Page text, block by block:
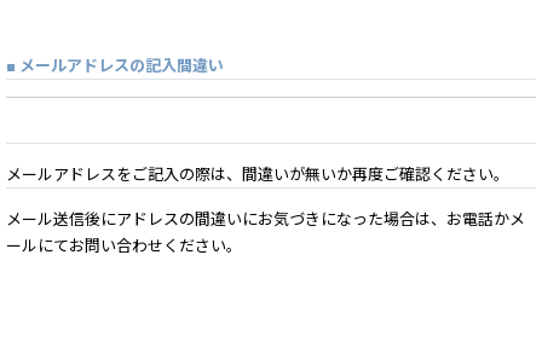
■ メールアドレスの記入間違い
メールアドレスをご記入の際は、間違いが無いか再度ご確認ください。
メール送信後にアドレスの間違いにお気づきになった場合は、お電話かメ
ールにてお問い合わせください。